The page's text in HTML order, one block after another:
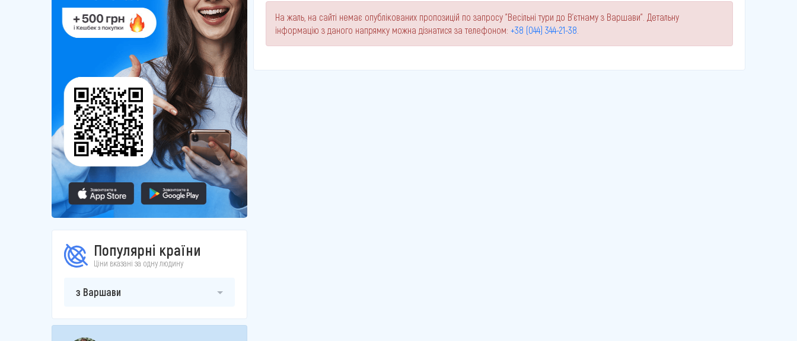
Популярні країни
Ціни вказані за одну людину
з Варшави
На жаль, на сайті немає опублікованих пропозицій по запросу "Весільні тури до В'єтнаму з Варшави". Детальну
інформацію з даного напрямку можна дізнатися за телефоном: +38 (044) 344-21-38